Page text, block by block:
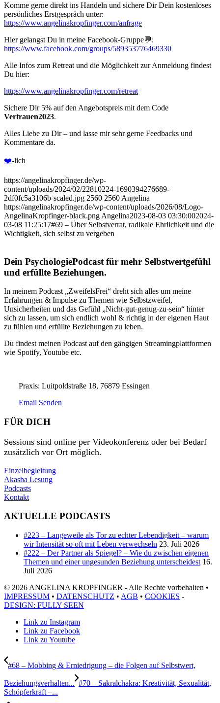
Komme gerne direkt ins Handeln und sichere Dir Dein kostenloses
persönliches Erstgespräch unter:
⁠⁠https://www.angelinakropfinger.com/anfrage⁠
Hier gelangst Du in meine Facebook-Gruppe💬:
⁠https://www.facebook.com/groups/589353776469330⁠
Alle Infos zum Retreat und die Möglichkeit zur Anmeldung findest
Du hier:
⁠⁠https://www.angelinakropfinger.com/retreat⁠⁠
Sichere Dir 5% auf den Angebotspreis mit dem Code
Vertrauen2023.
Alles Liebe zu Dir – und lasse mir sehr gerne Feedbacks und
Kommentare da.
⁠❤️️⁠-lich
https://angelinakropfinger.de/wp-
content/uploads/2024/02/22810224-1690394276689-
2df0fc5a3106b-scaled.jpg 2560 2560 Angelina
https://angelinakropfinger.de/wp-content/uploads/2026/08/Logo-
AngelinaKropfinger-black.png Angelina2023-08-03 03:30:002024-
03-08 11:25:17#69 – Über Selbstverrat, radikale Ehrlichkeit und die
Wichtigkeit, sich selbst zu vergeben
Dein PsychologiePodcast für mehr Selbstwertgefühl
und erfüllte Beziehungen.
In meinem Podcast „ZweifelsFrei“ dreht sich alles um meine
Erfahrungen & Impulse zu Themen wie Selbstzweifel,
Unsicherheiten und das Gefühl „Nicht-gut-genug-zu-sein“ hinter
sich zu lassen, um sich endlich wohl & richtig in der eigenen Haut
zu fühlen und erfüllte Beziehungen zu leben.
Du findest meinen Podcast auf den gängigen Streamingplattformen
wie Spotify, Youtube etc.
Praxis: Luitpoldstraße 18, 76879 Essingen
Email Senden
FÜR DICH
Sessions sind online per Videokonferenz oder bei Bedarf
zusätzlich vor Ort möglich.
Einzelbegleitung
Akasha Lesung
Podcasts
Kontakt
AKTUELLE PODCASTS
#223 – Langeweile als Tor zu echter Lebendigkeit – warum
wir Intensität so oft mit Leben verwechseln 23. Juli 2026
#222 – Der Partner als Spiegel? – Wie du zwischen eigenen
Themen und einer ungesunden Beziehung unterscheidest 16.
Juli 2026
© 2026 ANGELINA KROPFINGER - Alle Rechte vorbehalten •
IMPRESSUM • DATENSCHUTZ • AGB • COOKIES -
DESIGN: FULLY SEEN
Link zu Instagram
Link zu Facebook
Link zu Youtube
#68 – Mobbing & Erniedrigung – die Folgen auf Selbstwert,
Beziehungsverhalten... #70 – Sakralchakra: Kreativität, Sexualität,
Schöpferkraft –...